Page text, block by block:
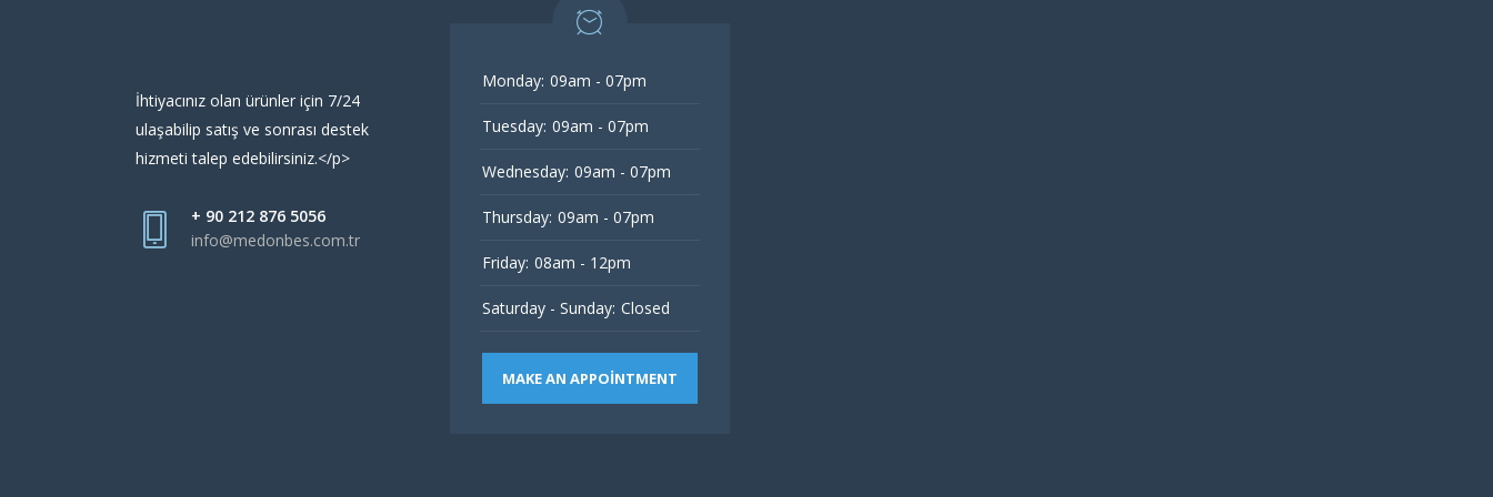
İhtiyacınız olan ürünler için 7/24
ulaşabilip satış ve sonrası destek
hizmeti talep edebilirsiniz.</p>
+ 90 212 876 5056
info@medonbes.com.tr
Monday: 09am - 07pm
Tuesday: 09am - 07pm
Wednesday: 09am - 07pm
Thursday: 09am - 07pm
Friday: 08am - 12pm
Saturday - Sunday: Closed
MAKE AN APPOINTMENT